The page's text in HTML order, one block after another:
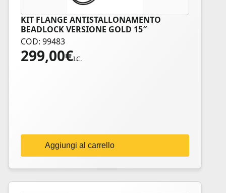
KIT FLANGE ANTISTALLONAMENTO
BEADLOCK VERSIONE GOLD 15″
COD: 99483
299,00€I.C.
Aggiungi al carrello